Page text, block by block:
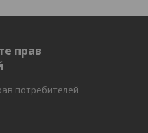
прав
потребителей